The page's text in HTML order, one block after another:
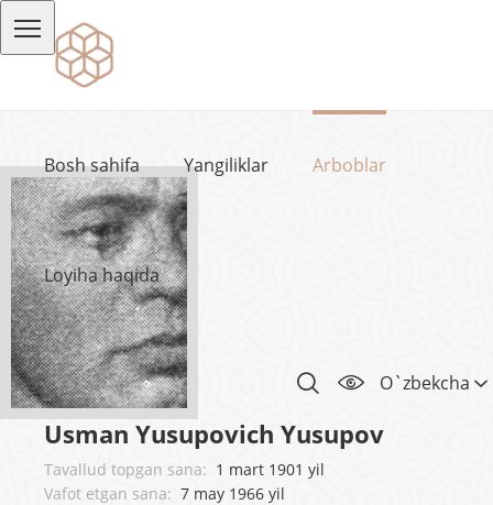
Bosh sahifa Yangiliklar Arboblar
Loyiha haqida
O`zbekcha
Usman Yusupovich Yusupov
Tavallud topgan sana: 1 mart 1901 yil
Vafot etgan sana: 7 may 1966 yil